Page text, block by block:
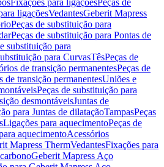
Fixações para ligaçõesPeças de
ligaçõesVedantesGeberit Mapress
Peças de substituição para
Peças de substituição para Pontas de
substituição para
para CurvasTêsPeças de
de transição permanentesPeças de
de transição permanentesUniões e
Peças de substituição para
desmontáveisJuntas de
para Juntas de dilataçãoTampasPeças
Ligações para aquecimentoPeças de
aquecimentoAcessórios
Mapress ThermVedantesFixações para
Geberit Mapress Aço